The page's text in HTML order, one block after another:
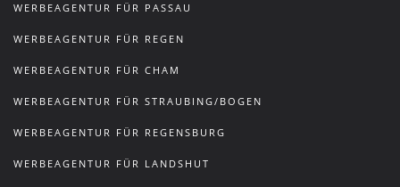
WERBEAGENTUR FÜR PASSAU
WERBEAGENTUR FÜR REGEN
WERBEAGENTUR FÜR CHAM
WERBEAGENTUR FÜR STRAUBING/BOGEN
WERBEAGENTUR FÜR REGENSBURG
WERBEAGENTUR FÜR LANDSHUT